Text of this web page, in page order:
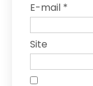
E-mail *
Site